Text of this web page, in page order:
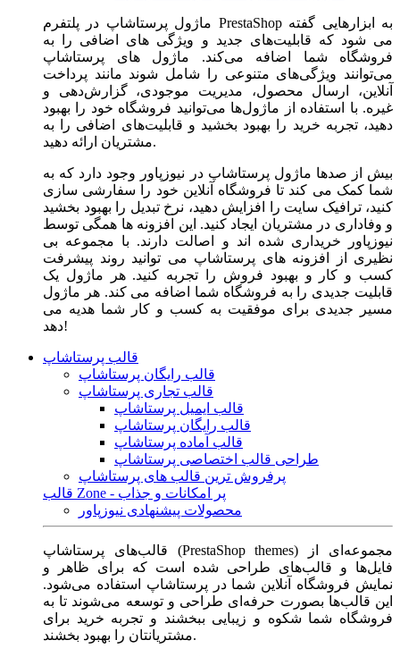
ماژول‌ پرستاشاپ در پلتفرم PrestaShop به ابزارهایی گفته
می شود که قابلیت‌های جدید و ویژگی های اضافی را به
فروشگاه شما اضافه می‌کند. ماژول های پرستاشاپ
می‌توانند ویژگی‌های متنوعی را شامل شوند مانند پرداخت
آنلاین، ارسال محصول، مدیریت موجودی، گزارش‌دهی و
غیره. با استفاده از ماژول‌ها می‌توانید فروشگاه خود را بهبود
دهید، تجربه خرید را بهبود بخشید و قابلیت‌های اضافی را به
مشتریان ارائه دهید.
بیش از صدها ماژول پرستاشاپ در نیوزپاور وجود دارد که به
شما کمک می کند تا فروشگاه آنلاین خود را سفارشی سازی
کنید، ترافیک سایت را افزایش دهید، نرخ تبدیل را بهبود بخشید
و وفاداری در مشتریان ایجاد کنید. این افزونه ها همگی توسط
نیوزپاور خریداری شده اند و اصالت دارند. با مجموعه بی
نظیری از افزونه های پرستاشاپ می توانید روند پیشرفت
کسب و کار و بهبود فروش را تجربه کنید. هر ماژول یک
قابلیت جدیدی را به فروشگاه شما اضافه می کند. هر ماژول
مسیر جدیدی برای موفقیت به کسب و کار شما هدیه می
دهد!
قالب پرستاشاپ
قالب رایگان پرستاشاپ
قالب تجاری پرستاشاپ
قالب ایمیل پرستاشاپ
قالب رایگان پرستاشاپ
قالب آماده پرستاشاپ
طراحی قالب اختصاصی پرستاشاپ
پرفروش ترین قالب های پرستاشاپ
قالب Zone - پر امکانات و جذاب
محصولات پیشنهادی نیوزپاور
قالب‌های پرستاشاپ (PrestaShop themes) مجموعه‌ای از
فایل‌ها و قالب‌های طراحی شده است که برای ظاهر و
نمایش فروشگاه آنلاین شما در پرستاشاپ استفاده می‌شود.
این قالب‌ها بصورت حرفه‌ای طراحی و توسعه می‌شوند تا به
فروشگاه شما شکوه و زیبایی ببخشند و تجربه خرید برای
مشتریانتان را بهبود بخشند.